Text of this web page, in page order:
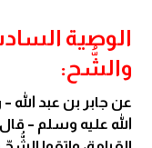
الوصية
والشُّح:
عن جابر بن عبد الله
الله عليه وسلم –